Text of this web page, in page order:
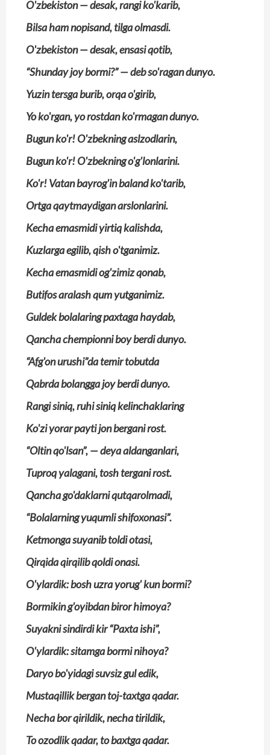
O'zbekiston — desak, rangi ko'karib,
Bilsa ham nopisand, tilga olmasdi.
O'zbekiston — desak, ensasi qotib,
“Shunday joy bormi?” — deb so'ragan dunyo.
Yuzin tersga burib, orqa o'girib,
Yo ko'rgan, yo rostdan ko'rmagan dunyo.
Bugun ko'r! O'zbekning aslzodlarin,
Bugun ko'r! O'zbekning o'g'lonlarini.
Ko'r! Vatan bayrog'in baland ko'tarib,
Ortga qaytmaydigan arslonlarini.
Kecha emasmidi yirtiq kalishda,
Kuzlarga egilib, qish o'tganimiz.
Kecha emasmidi og'zimiz qonab,
Butifos aralash qum yutganimiz.
Guldek bolalaring paxtaga haydab,
Qancha chempionni boy berdi dunyo.
“Afg'on urushi”da temir tobutda
Qabrda bolangga joy berdi dunyo.
Rangi siniq, ruhi siniq kelinchaklaring
Ko'zi yorar payti jon bergani rost.
“Oltin qo'lsan”, — deya aldanganlari,
Tuproq yalagani, tosh tergani rost.
Qancha go'daklarni qutqarolmadi,
“Bolalarning yuqumli shifoxonasi”.
Ketmonga suyanib toldi otasi,
Qirqida qirqilib qoldi onasi.
O'ylardik: bosh uzra yorug' kun bormi?
Bormikin g'oyibdan biror himoya?
Suyakni sindirdi kir “Paxta ishi”,
O'ylardik: sitamga bormi nihoya?
Daryo bo'yidagi suvsiz gul edik,
Mustaqillik bergan toj-taxtga qadar.
Necha bor qirildik, necha tirildik,
To ozodlik qadar, to baxtga qadar.